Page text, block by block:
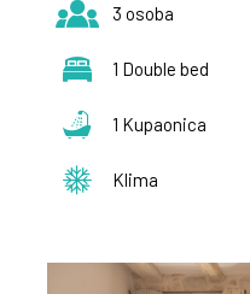
3 osoba
1 Double bed
1 Kupaonica
Klima